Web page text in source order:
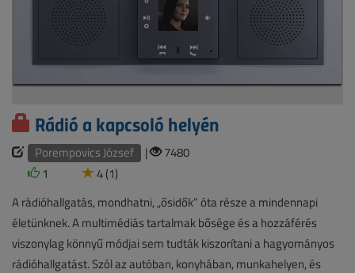
Rádió a kapcsoló helyén
Porempovics József |
7480
1
4 (1)
A rádióhallgatás, mondhatni, „ősidők” óta része a mindennapi
életünknek. A multimédiás tartalmak bősége és a hozzáférés
viszonylag könnyű módjai sem tudták kiszorítani a hagyományos
rádióhallgatást. Szól az autóban, konyhában, munkahelyen, és